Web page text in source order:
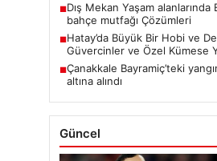
■Dış Mekan Yaşam
bahçe mutfağı Çözümleri
■Hatay’da Büyük Bir Hobi ve
Güvercinler ve Özel Kümese
■Çanakkale Bayramiç’teki
altına alındı
Güncel